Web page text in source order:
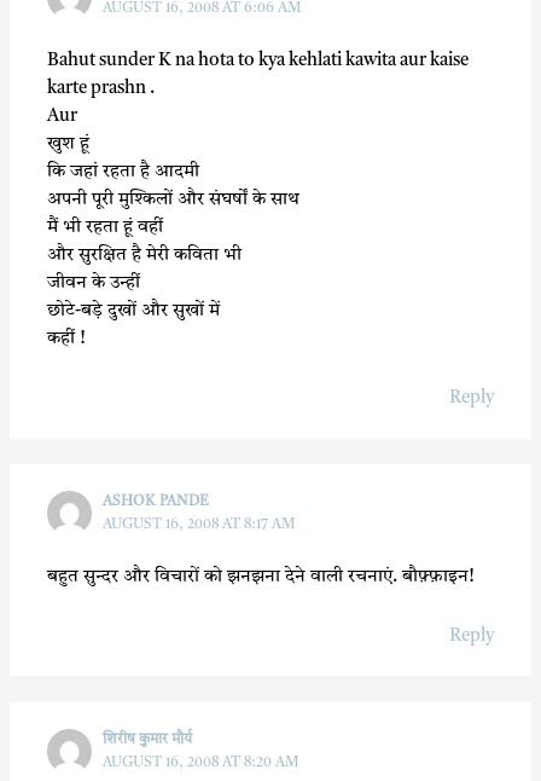
AUGUST 16, 2008 AT 6:06 AM
Bahut sunder K na hota to kya kehlati kawita aur kaise
karte prashn .
Aur
खुश हूं
कि जहां रहता है आदमी
अपनी पूरी मुश्किलों और संघर्षों के साथ
मैं भी रहता हूं वहीं
और सुरक्षित है मेरी कविता भी
जीवन के उन्हीं
छोटे-बड़े दुखों और सुखों में
कहीं !
Reply
ASHOK PANDE
AUGUST 16, 2008 AT 8:17 AM
बहुत सुन्दर और विचारों को झनझना देने वाली रचनाएं. बौफ़्फ़ाइन!
Reply
शिरीष कुमार मौर्य
AUGUST 16, 2008 AT 8:20 AM